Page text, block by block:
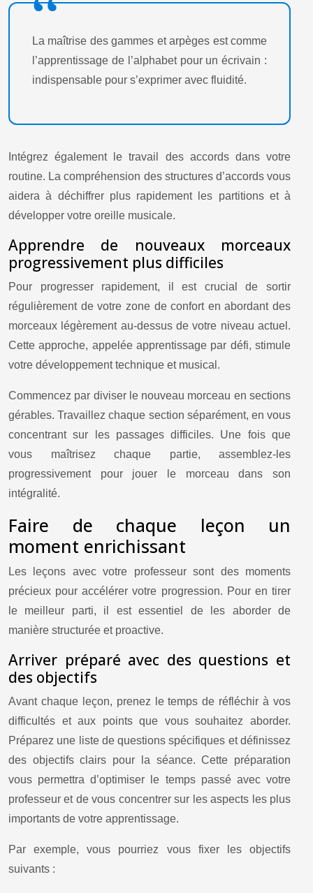
La maîtrise des gammes et arpèges est comme
l’apprentissage de l’alphabet pour un écrivain :
indispensable pour s’exprimer avec fluidité.
Intégrez également le travail des accords dans votre
routine. La compréhension des structures d’accords vous
aidera à déchiffrer plus rapidement les partitions et à
développer votre oreille musicale.
Apprendre de nouveaux morceaux
progressivement plus difficiles
Pour progresser rapidement, il est crucial de sortir
régulièrement de votre zone de confort en abordant des
morceaux légèrement au-dessus de votre niveau actuel.
Cette approche, appelée apprentissage par défi, stimule
votre développement technique et musical.
Commencez par diviser le nouveau morceau en sections
gérables. Travaillez chaque section séparément, en vous
concentrant sur les passages difficiles. Une fois que
vous maîtrisez chaque partie, assemblez-les
progressivement pour jouer le morceau dans son
intégralité.
Faire de chaque leçon un
moment enrichissant
Les leçons avec votre professeur sont des moments
précieux pour accélérer votre progression. Pour en tirer
le meilleur parti, il est essentiel de les aborder de
manière structurée et proactive.
Arriver préparé avec des questions et
des objectifs
Avant chaque leçon, prenez le temps de réfléchir à vos
difficultés et aux points que vous souhaitez aborder.
Préparez une liste de questions spécifiques et définissez
des objectifs clairs pour la séance. Cette préparation
vous permettra d’optimiser le temps passé avec votre
professeur et de vous concentrer sur les aspects les plus
importants de votre apprentissage.
Par exemple, vous pourriez vous fixer les objectifs
suivants :